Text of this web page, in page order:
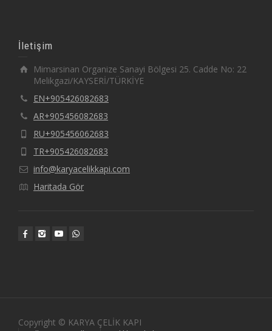
İletişim
Mimarsinan Organize Sanayi Bölgesi 25. Cadde No: 22
Melikgazi/KAYSERİ/TÜRKİYE
EN+905426082683
AR+905456082683
RU+905456062683
TR+905426082683
info@karyacelikkapi.com
Haritada Gör
Copyright © KARYA ÇELİK KAPI